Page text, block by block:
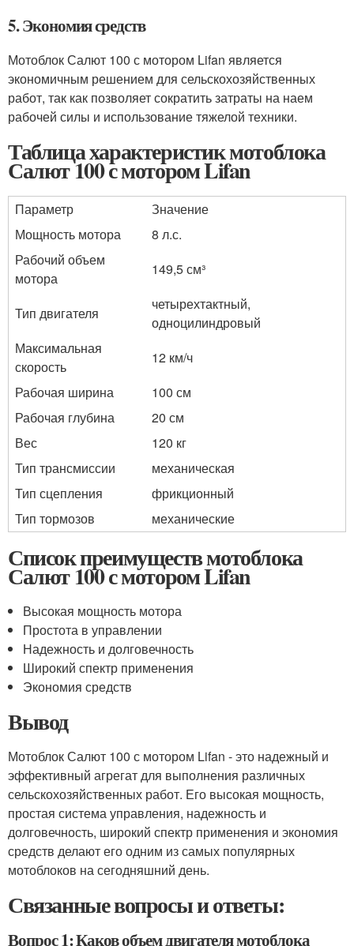
5. Экономия средств
Мотоблок Салют 100 с мотором Lifan является
экономичным решением для сельскохозяйственных
работ, так как позволяет сократить затраты на наем
рабочей силы и использование тяжелой техники.
Таблица характеристик мотоблока
Салют 100 с мотором Lifan
Параметр
Значение
Мощность мотора
8 л.с.
Рабочий объем
мотора
149,5 см³
Тип двигателя
четырехтактный,
одноцилиндровый
Максимальная
скорость
12 км/ч
Рабочая ширина
100 см
Рабочая глубина
20 см
Вес
120 кг
Тип трансмиссии
механическая
Тип сцепления
фрикционный
Тип тормозов
механические
Список преимуществ мотоблока
Салют 100 с мотором Lifan
Высокая мощность мотора
Простота в управлении
Надежность и долговечность
Широкий спектр применения
Экономия средств
Вывод
Мотоблок Салют 100 с мотором Lifan - это надежный и
эффективный агрегат для выполнения различных
сельскохозяйственных работ. Его высокая мощность,
простая система управления, надежность и
долговечность, широкий спектр применения и экономия
средств делают его одним из самых популярных
мотоблоков на сегодняшний день.
Связанные вопросы и ответы:
Вопрос 1: Каков объем двигателя мотоблока